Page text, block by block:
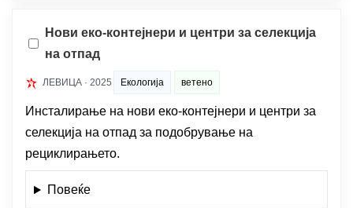
Нови еко-контејнери и центри за селекција
на отпад
ЛЕВИЦА · 2025 Екологија ветено
Инсталирање на нови еко-контејнери и центри за
селекција на отпад за подобрување на
рециклирањето.
Повеќе